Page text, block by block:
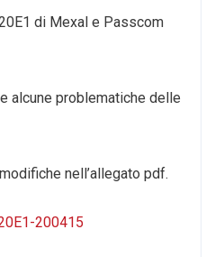
di Mexal e Passcom
alcune problematiche delle
nell’allegato pdf.
200415